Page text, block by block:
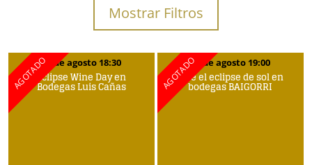
Mostrar Filtros
12 de agosto 18:30
Eclipse Wine Day en
Bodegas Luis Cañas
12 de agosto 19:00
Vive el eclipse de sol en
bodegas BAIGORRI